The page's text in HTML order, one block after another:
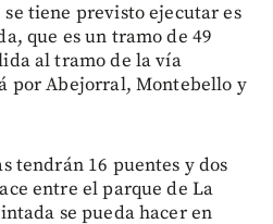
tiene previsto ejecutar es
que es un tramo de 49
al tramo de la vía
por Abejorral, Montebello y
tendrán 16 puentes y dos
entre el parque de La
se pueda hacer en